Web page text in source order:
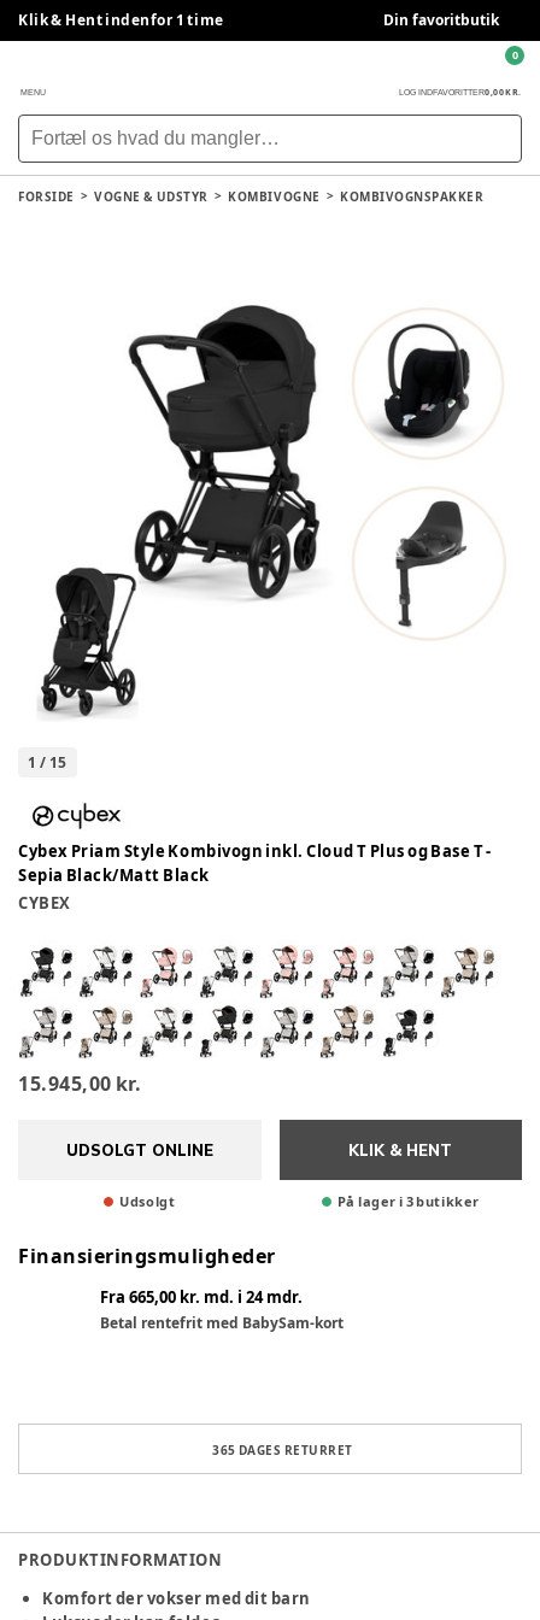
Klik & Hent indenfor 1 time Din favoritbutik
MENU LOG INDFAVORITTER0,00 KR.
0
FORSIDE VOGNE & UDSTYR KOMBIVOGNE KOMBIVOGNSPAKKER
1 / 15
Cybex Priam Style Kombivogn inkl. Cloud T Plus og Base T -
Sepia Black/Matt Black
CYBEX
15.945,00 kr.
UDSOLGT ONLINE
Udsolgt
KLIK & HENT
På lager i 3 butikker
Finansieringsmuligheder
Fra 665,00 kr. md. i 24 mdr.
Betal rentefrit med BabySam-kort
365 DAGES RETURRET
PRODUKTINFORMATION
Komfort der vokser med dit barn